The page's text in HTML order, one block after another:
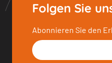
Folgen Sie
Abonnieren Sie den